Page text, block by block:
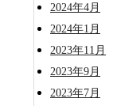
2024年4月
2024年1月
2023年11月
2023年9月
2023年7月